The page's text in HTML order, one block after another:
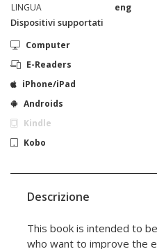
LINGUA
eng
Dispositivi supportati
Computer
E-Readers
iPhone/iPad
Androids
Kindle
Kobo
Descrizione
This book is intended to
who want to improve the